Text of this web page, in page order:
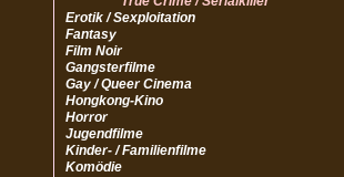
Erotik / Sexploitation
Fantasy
Film Noir
Gangsterfilme
Gay / Queer Cinema
Hongkong-Kino
Horror
Jugendfilme
Kinder- / Familienfilme
Komödie